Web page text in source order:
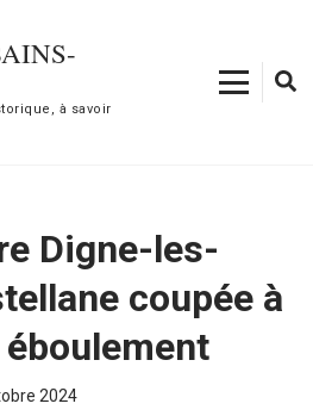
à savoir
Digne-les-
coupée à
éboulement
2024